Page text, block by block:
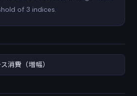
of 3 indices.
消費（増幅）